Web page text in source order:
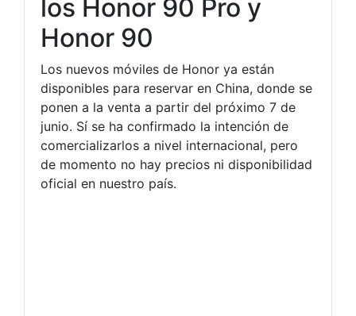
los Honor 90 Pro y
Honor 90
Los nuevos móviles de Honor ya están
disponibles para reservar en China, donde se
ponen a la venta a partir del próximo 7 de
junio. Sí se ha confirmado la intención de
comercializarlos a nivel internacional, pero
de momento no hay precios ni disponibilidad
oficial en nuestro país.